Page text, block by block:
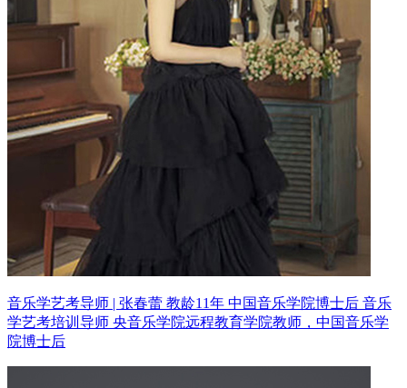
音乐学艺考导师 | 张春蕾 教龄11年 中国音乐学院博士后 音乐
学艺考培训导师 央音乐学院远程教育学院教师，中国音乐学
院博士后